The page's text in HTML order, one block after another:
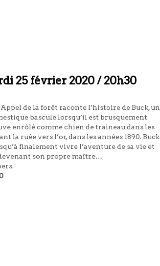
25 février 2020 / 20h30
de la forêt raconte l’histoire de Buck, un
bascule lorsqu’il est brusquement
enrôlé comme chien de traineau dans les
la ruée vers l’or, dans les années 1890. Buck
finalement vivre l’aventure de sa vie et
son propre maître…